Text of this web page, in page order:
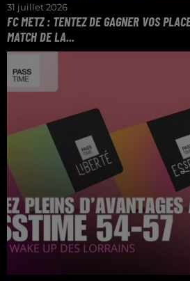
31 juillet 2026
FC METZ : TENTEZ DE GAGNER VOS
MATCH DE LA...